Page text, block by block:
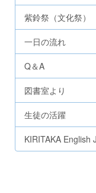
紫鈴祭（文化祭）
一日の流れ
Q＆A
図書室より
生徒の活躍
KIRITAKA English